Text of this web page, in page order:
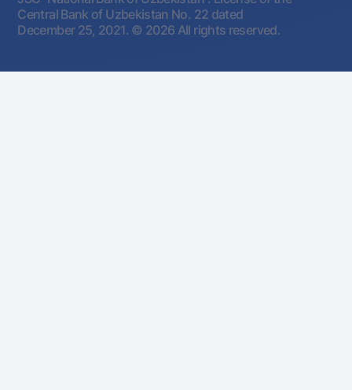
Central Bank of Uzbekistan No. 22 dated
December 25, 2021. © 2026 All rights reserved.